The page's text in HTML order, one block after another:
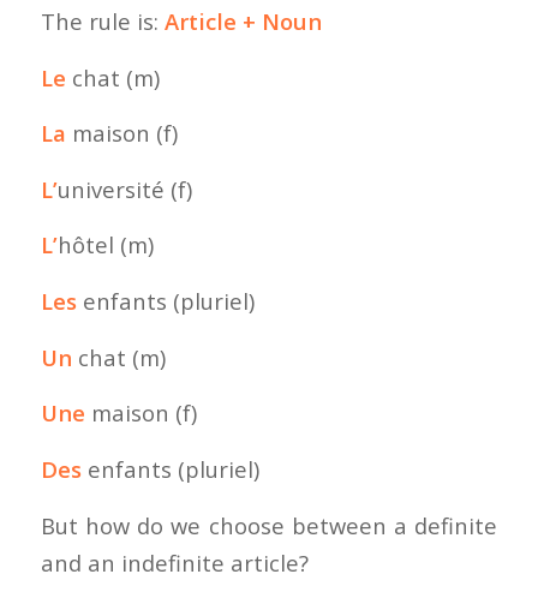
The rule is: Article + Noun
Le chat (m)
La maison (f)
L’université (f)
L’hôtel (m)
Lesenfants (pluriel)
Un chat (m)
Une maison (f)
Desenfants (pluriel)
But how do we choose between a definite
and an indefinite article?